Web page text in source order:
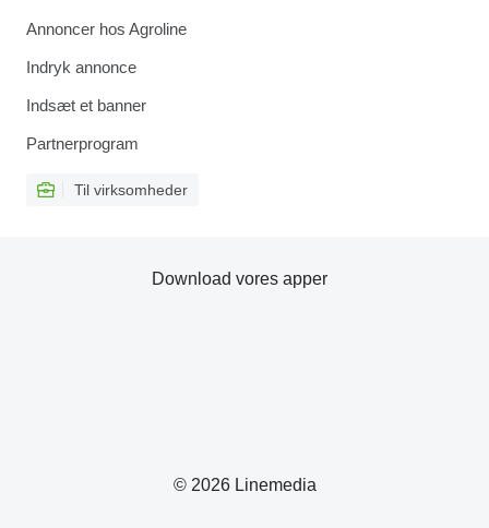
Annoncer hos Agroline
Indryk annonce
Indsæt et banner
Partnerprogram
Til virksomheder
© 2026 Linemedia
Download vores apper